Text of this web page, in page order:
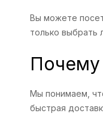
Вы можете
только выбрать
Почему
Мы понимаем,
быстрая